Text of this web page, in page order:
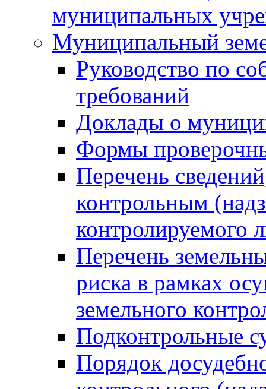
муниципальных
Муниципальный
Руководство по
требований
Доклады о
Формы
Перечень
контрольным
контролируемого
Перечень
риска в рамках
земельного
Подконтрольные
Порядок